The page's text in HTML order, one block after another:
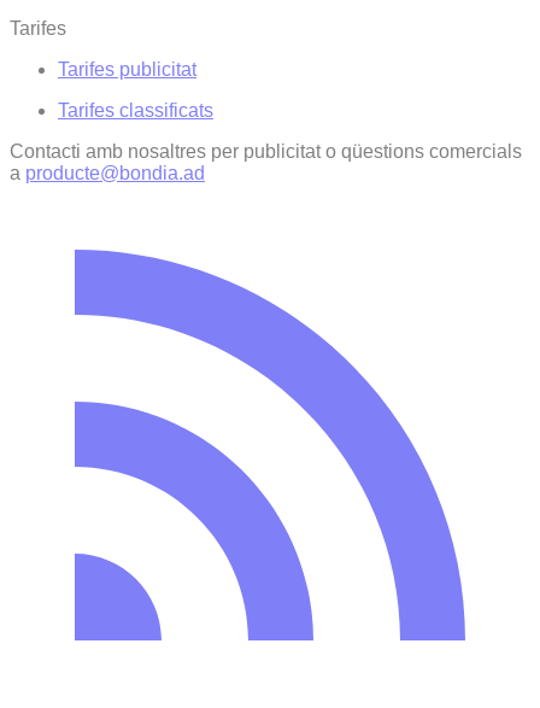
Tarifes
Tarifes publicitat
Tarifes classificats
Contacti amb nosaltres per publicitat o qüestions comercials
a producte@bondia.ad